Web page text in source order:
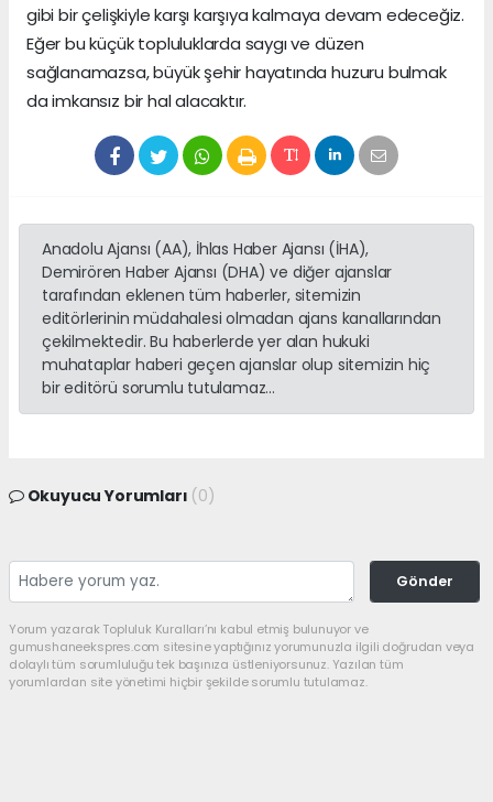
gibi bir çelişkiyle karşı karşıya kalmaya devam edeceğiz.
Eğer bu küçük topluluklarda saygı ve düzen
sağlanamazsa, büyük şehir hayatında huzuru bulmak
da imkansız bir hal alacaktır.
Anadolu Ajansı (AA), İhlas Haber Ajansı (İHA),
Demirören Haber Ajansı (DHA) ve diğer ajanslar
tarafından eklenen tüm haberler, sitemizin
editörlerinin müdahalesi olmadan ajans kanallarından
çekilmektedir. Bu haberlerde yer alan hukuki
muhataplar haberi geçen ajanslar olup sitemizin hiç
bir editörü sorumlu tutulamaz...
Okuyucu Yorumları (0)
Gönder
Yorum yazarak Topluluk Kuralları’nı kabul etmiş bulunuyor ve
gumushaneekspres.com sitesine yaptığınız yorumunuzla ilgili doğrudan veya
dolaylı tüm sorumluluğu tek başınıza üstleniyorsunuz. Yazılan tüm
yorumlardan site yönetimi hiçbir şekilde sorumlu tutulamaz.